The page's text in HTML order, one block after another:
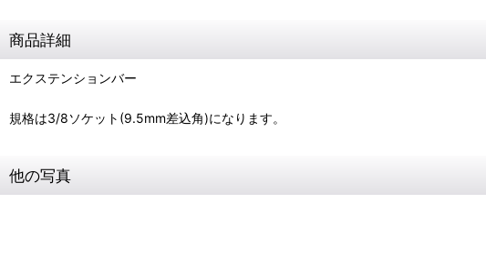
商品詳細
エクステンションバー
規格は3/8ソケット(9.5mm差込角)になります。
他の写真